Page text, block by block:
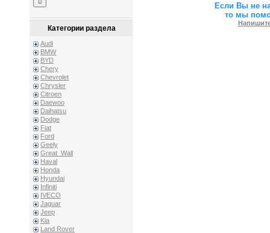
Категории раздела
Audi
BMW
BYD
Chery
Chevrolet
Chrysler
Citroen
Daewoo
Daihatsu
Dodge
Fiat
Ford
Geely
Great_Wall
Haval
Honda
Hyundai
Infiniti
IVECO
Jaguar
Jeep
Kia
Land Rover
Если Вы не
то мы